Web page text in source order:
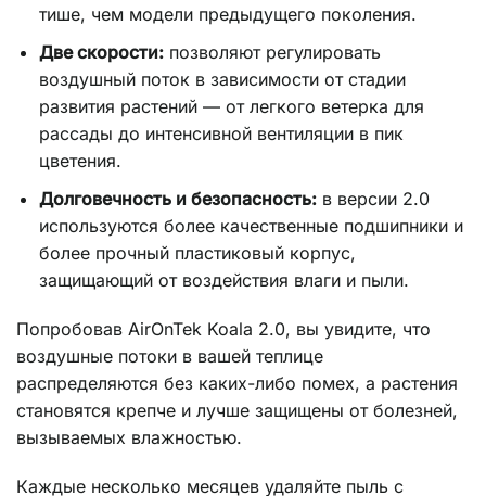
тише, чем модели предыдущего поколения.
Две скорости:позволяют регулировать
воздушный поток в зависимости от стадии
развития растений — от легкого ветерка для
рассады до интенсивной вентиляции в пик
цветения.
Долговечность и безопасность:в версии 2.0
используются более качественные подшипники и
более прочный пластиковый корпус,
защищающий от воздействия влаги и пыли.
Попробовав AirOnTek Koala 2.0, вы увидите, что
воздушные потоки в вашей теплице
распределяются без каких-либо помех, а растения
становятся крепче и лучше защищены от болезней,
вызываемых влажностью.
Каждые несколько месяцев удаляйте пыль с